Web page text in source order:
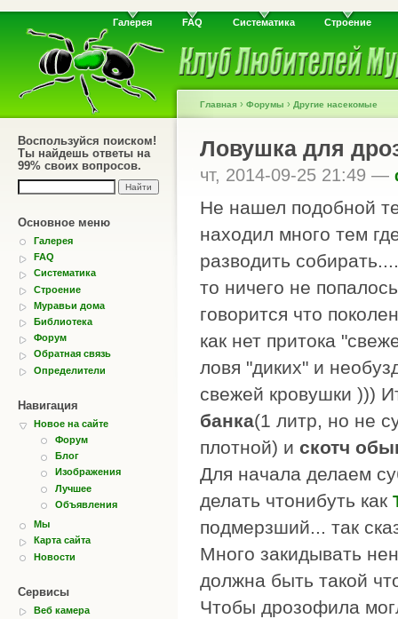
Галерея FAQ Систематика Строение
Воспользуйся поиском!
Ты найдешь ответы на
99% своих вопросов.
Основное меню
Галерея
FAQ
Систематика
Строение
Муравьи дома
Библиотека
Форум
Обратная связь
Определители
Навигация
Новое на сайте
Форум
Блог
Изображения
Лучшее
Объявления
Мы
Карта сайта
Новости
Сервисы
Веб камера
Главная › Форумы › Другие насекомые
Ловушка для
чт, 2014-09-25 21:49 —
Не нашел подобной
находил много тем
разводить
то ничего не
говорится что
как нет притока
ловя "диких" и
свежей кровушки )))
банка(1 литр, но не
плотной) и скотч
Для начала делаем
делать чтонибуть как
подмерзший... так
Много закидывать
должна быть такой
Чтобы дрозофила